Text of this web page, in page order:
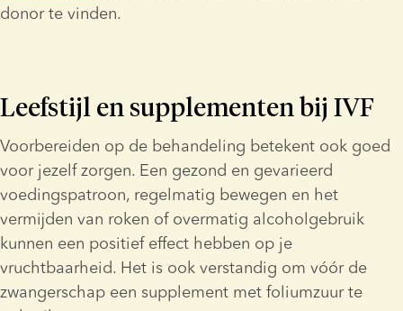
donor te vinden.
Leefstijl en supplementen bij IVF
Voorbereiden op de behandeling betekent ook goed
voor jezelf zorgen. Een gezond en gevarieerd
voedingspatroon, regelmatig bewegen en het
vermijden van roken of overmatig alcoholgebruik
kunnen een positief effect hebben op je
vruchtbaarheid. Het is ook verstandig om vóór de
zwangerschap een supplement met foliumzuur te